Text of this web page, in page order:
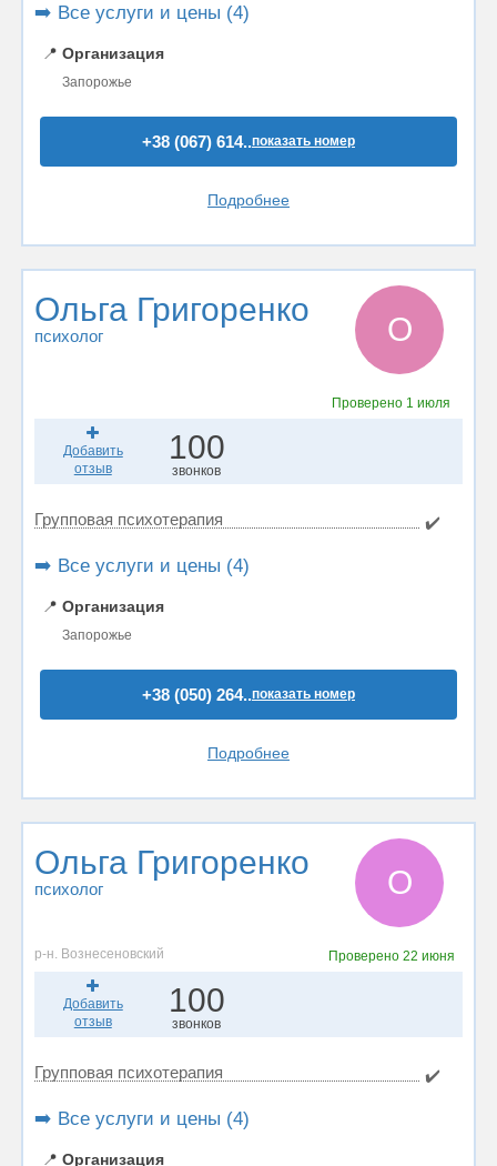
➡️ Все услуги и цены (4)
📍 Организация
Запорожье
+38 (067) 614..показать номер
Подробнее
Ольга Григоренко
психолог О
Проверено 1 июля
Добавить
отзыв
100
звонков
Групповая психотерапия ✔️
➡️ Все услуги и цены (4)
📍 Организация
Запорожье
+38 (050) 264..показать номер
Подробнее
Ольга Григоренко
психолог О
р-н. Вознесеновский Проверено 22 июня
Добавить
отзыв
100
звонков
Групповая психотерапия ✔️
➡️ Все услуги и цены (4)
📍 Организация